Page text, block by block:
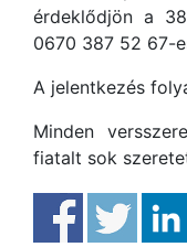
érdeklődjön a
0670 387 52 67-
A jelentkezés
Minden
fiatalt sok